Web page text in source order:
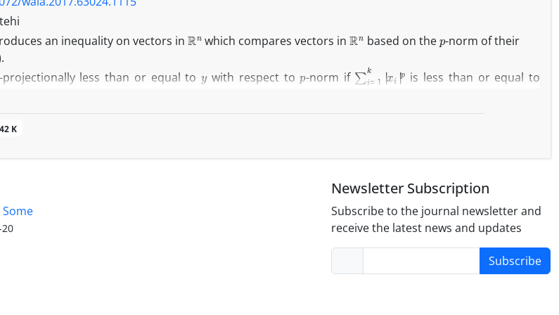
an inequality on vectors in Rn which compares vectors inRn based on the -norm of their
projectionally less than or equal to with respect to -norm if ∑i= k| i| pis less than or equal to
≤ →X
every . All the linear maps that preserve -projectional equality and inequality are
K
Newsletter Subscription
Subscribe to the journal newsletter and
receive the latest news and updates
Subscribe